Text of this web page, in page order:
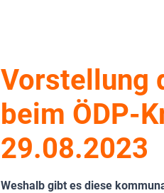
Vorstellung
beim ÖDP-
29.08.2023
Weshalb gibt es diese